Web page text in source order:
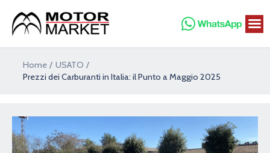
contenuto
Home
USATO
Prezzi dei Carburanti in Italia: il Punto a Maggio 2025
articoli